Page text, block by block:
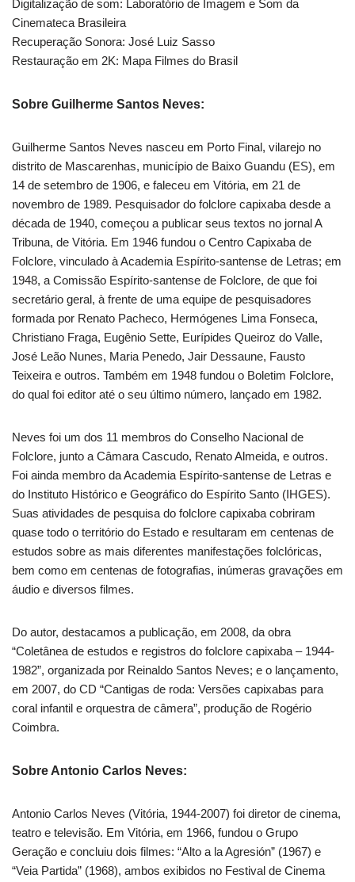
Digitalização de som: Laboratório de Imagem e Som da
Cinemateca Brasileira
Recuperação Sonora: José Luiz Sasso
Restauração em 2K: Mapa Filmes do Brasil
Sobre Guilherme Santos Neves:
Guilherme Santos Neves nasceu em Porto Final, vilarejo no
distrito de Mascarenhas, município de Baixo Guandu (ES), em
14 de setembro de 1906, e faleceu em Vitória, em 21 de
novembro de 1989. Pesquisador do folclore capixaba desde a
década de 1940, começou a publicar seus textos no jornal A
Tribuna, de Vitória. Em 1946 fundou o Centro Capixaba de
Folclore, vinculado à Academia Espírito-santense de Letras; em
1948, a Comissão Espírito-santense de Folclore, de que foi
secretário geral, à frente de uma equipe de pesquisadores
formada por Renato Pacheco, Hermógenes Lima Fonseca,
Christiano Fraga, Eugênio Sette, Eurípides Queiroz do Valle,
José Leão Nunes, Maria Penedo, Jair Dessaune, Fausto
Teixeira e outros. Também em 1948 fundou o Boletim Folclore,
do qual foi editor até o seu último número, lançado em 1982.
Neves foi um dos 11 membros do Conselho Nacional de
Folclore, junto a Câmara Cascudo, Renato Almeida, e outros.
Foi ainda membro da Academia Espírito-santense de Letras e
do Instituto Histórico e Geográfico do Espírito Santo (IHGES).
Suas atividades de pesquisa do folclore capixaba cobriram
quase todo o território do Estado e resultaram em centenas de
estudos sobre as mais diferentes manifestações folclóricas,
bem como em centenas de fotografias, inúmeras gravações em
áudio e diversos filmes.
Do autor, destacamos a publicação, em 2008, da obra
“Coletânea de estudos e registros do folclore capixaba – 1944-
1982”, organizada por Reinaldo Santos Neves; e o lançamento,
em 2007, do CD “Cantigas de roda: Versões capixabas para
coral infantil e orquestra de câmera”, produção de Rogério
Coimbra.
Sobre Antonio Carlos Neves:
Antonio Carlos Neves (Vitória, 1944-2007) foi diretor de cinema,
teatro e televisão. Em Vitória, em 1966, fundou o Grupo
Geração e concluiu dois filmes: “Alto a la Agresión” (1967) e
“Veia Partida” (1968), ambos exibidos no Festival de Cinema